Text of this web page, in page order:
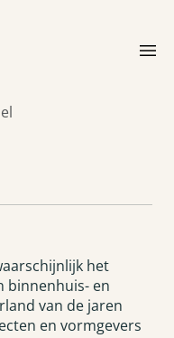
menu
het
binnenhuis- en
van de jaren
en vormgevers